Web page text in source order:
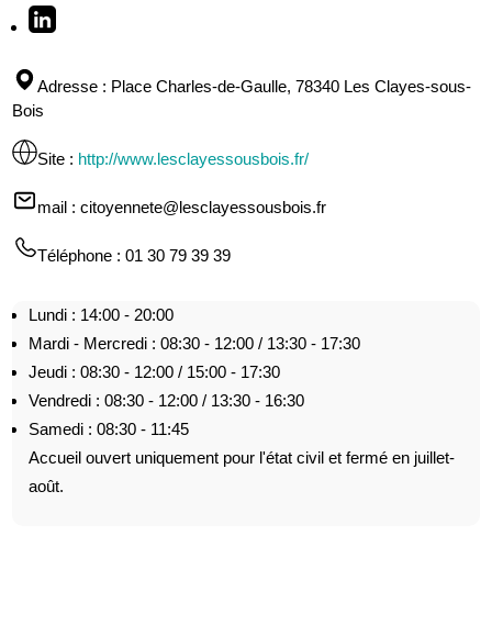
Adresse : Place Charles-de-Gaulle, 78340 Les Clayes-sous-
Bois
Site : http://www.lesclayessousbois.fr/
mail : citoyennete@lesclayessousbois.fr
Téléphone : 01 30 79 39 39
Lundi : 14:00 - 20:00
Mardi - Mercredi : 08:30 - 12:00 / 13:30 - 17:30
Jeudi : 08:30 - 12:00 / 15:00 - 17:30
Vendredi : 08:30 - 12:00 / 13:30 - 16:30
Samedi : 08:30 - 11:45
Accueil ouvert uniquement pour l'état civil et fermé en juillet-
août.